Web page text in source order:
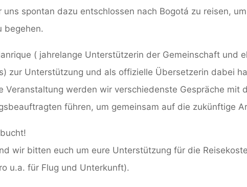
spontan dazu entschlossen nach Bogotá zu reisen,
begehen.
( jahrelange Unterstützerin der Gemeinschaft und
zur Unterstützung und als offizielle Übersetzerin dabei
Veranstaltung werden wir verschiedenste Gespräche mit
führen, um gemeinsam auf die zukünftige
wir bitten euch um eure Unterstützung für die
u.a. für Flug und Unterkunft).